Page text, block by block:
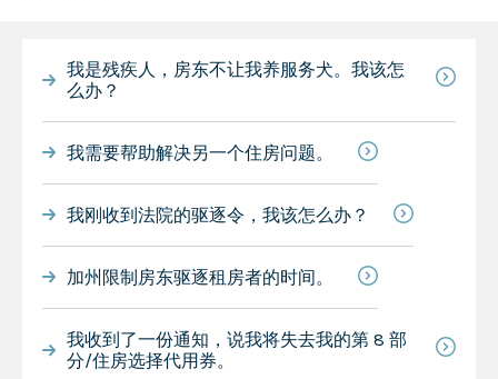
我是残疾人，房东不让我养服务犬。我该怎
么办？
我需要帮助解决另一个住房问题。
我刚收到法院的驱逐令，我该怎么办？
加州限制房东驱逐租房者的时间。
我收到了一份通知，说我将失去我的第 8 部
分/住房选择代用券。